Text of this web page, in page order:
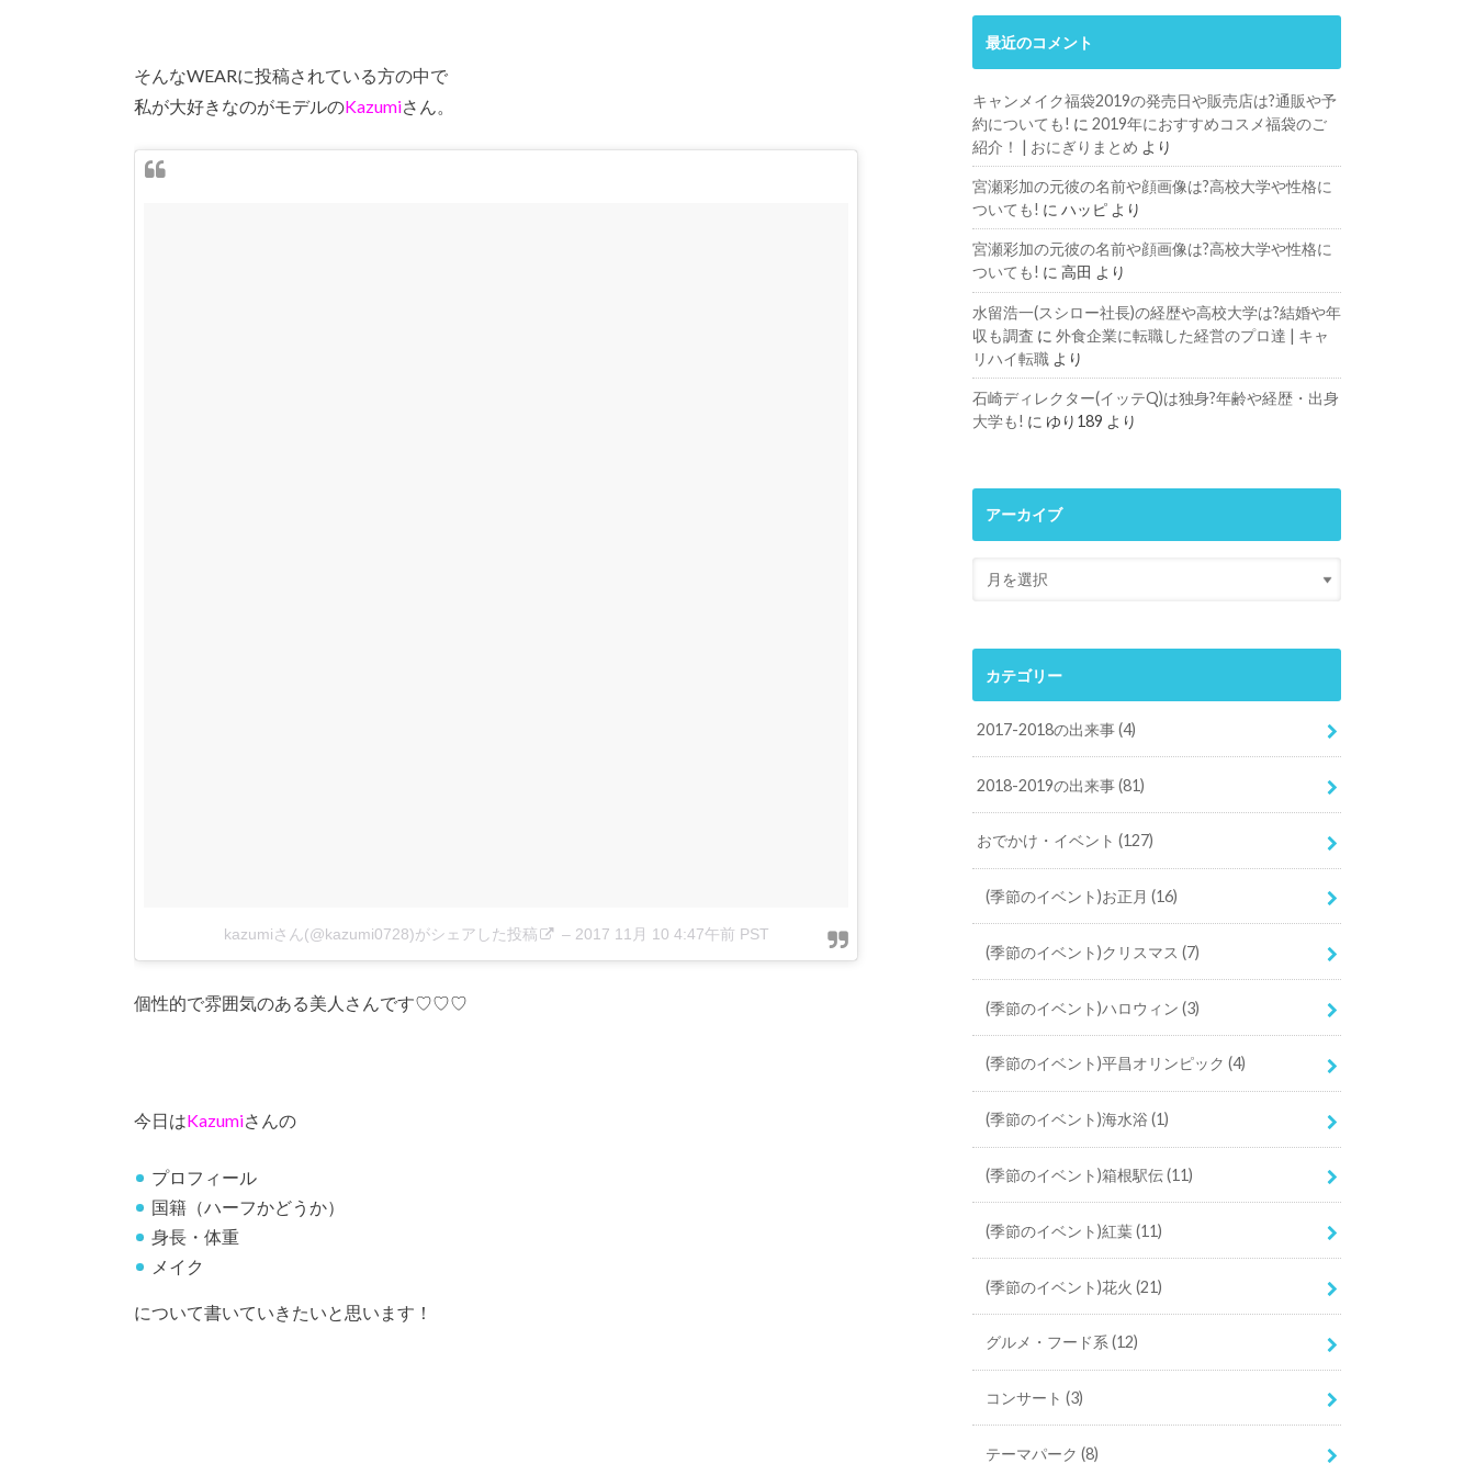
そんなWEARに投稿されている方の中で
私が大好きなのがモデルのKazumiさん。
kazumiさん(@kazumi0728)がシェアした投稿 – 2017 11月 10 4:47午前 PST
個性的で雰囲気のある美人さんです♡♡♡
今日はKazumiさんの
プロフィール
国籍（ハーフかどうか）
身長・体重
メイク
について書いていきたいと思います！
最近のコメント
キャンメイク福袋2019の発売日や販売店は?通販や予
約についても! に 2019年におすすめコスメ福袋のご
紹介！ | おにぎりまとめ より
宮瀬彩加の元彼の名前や顔画像は?高校大学や性格に
ついても! に ハッピ より
宮瀬彩加の元彼の名前や顔画像は?高校大学や性格に
ついても! に 高田 より
水留浩一(スシロー社長)の経歴や高校大学は?結婚や年
収も調査 に 外食企業に転職した経営のプロ達 | キャ
リハイ転職 より
石崎ディレクター(イッテQ)は独身?年齢や経歴・出身
大学も! に ゆり189 より
アーカイブ
カテゴリー
2017-2018の出来事(4)
2018-2019の出来事(81)
おでかけ・イベント(127)
(季節のイベント)お正月 (16)
(季節のイベント)クリスマス (7)
(季節のイベント)ハロウィン (3)
(季節のイベント)平昌オリンピック (4)
(季節のイベント)海水浴 (1)
(季節のイベント)箱根駅伝(11)
(季節のイベント)紅葉 (11)
(季節のイベント)花火 (21)
グルメ・フード系 (12)
コンサート (3)
テーマパーク (8)